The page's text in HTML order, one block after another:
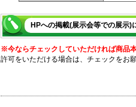
HPへの掲載(展示会等での展示)
※今ならチェックしていただければ商品
許可をいただける場合は、チェックをお